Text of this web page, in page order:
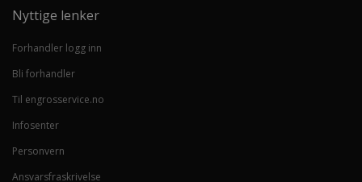
Nyttige lenker
Forhandler logg inn
Bli forhandler
Til engrosservice.no
Infosenter
Personvern
Ansvarsfraskrivelse